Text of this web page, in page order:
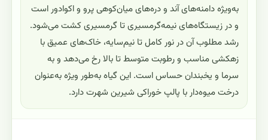
به‌ویژه دامنه‌های آند و دره‌های میان‌کوهی پرو و اکوادور است
و در زیستگاه‌های نیمه‌گرمسیری تا گرمسیری کشت می‌شود.
رشد مطلوب آن در نور کامل تا نیم‌سایه، خاک‌های عمیق با
زهکشی مناسب و رطوبت متوسط تا بالا رخ می‌دهد و به
سرما و یخبندان حساس است. این گیاه به‌طور ویژه به‌عنوان
درخت میوه‌دار با پالپ خوراکی شیرین شهرت دارد.